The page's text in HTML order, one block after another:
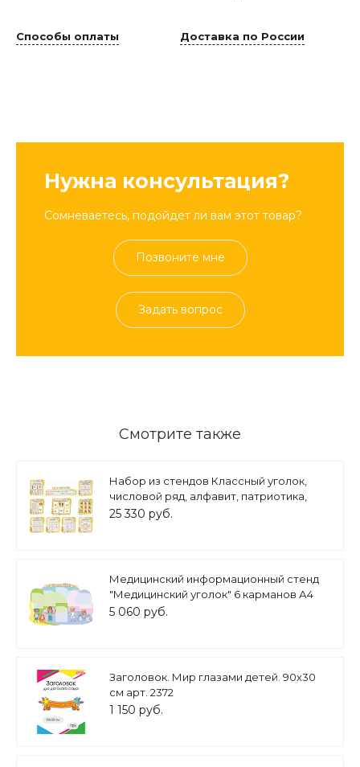
Способы оплаты Доставка по России
Нужна консультация?
Сомневаетесь, подойдет ли вам этот товар?
Позвоните мне
Задать вопрос
Смотрите также
Набор из стендов Классный уголок,
числовой ряд, алфавит, патриотика,
безопасность, таблица умножения,
КЛ619
25 330 руб.
Медицинский информационный стенд
"Медицинский уголок" 6 карманов А4
0,85*1,3м арт. МЕД782
5 060 руб.
Заголовок. Мир глазами детей. 90х30
см арт. 2372
1 150 руб.